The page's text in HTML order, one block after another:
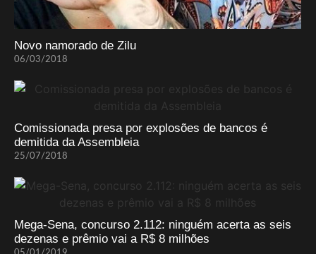
Novo namorado de Zilu
06/03/2018
Comissionada presa por explosões de bancos é
demitida da Assembleia
25/07/2018
Mega-Sena, concurso 2.112: ninguém acerta as seis
dezenas e prêmio vai a R$ 8 milhões